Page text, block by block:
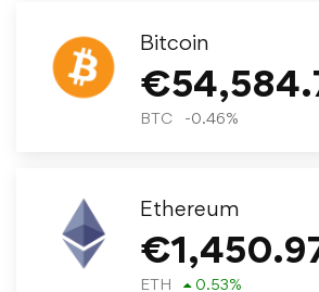
Bitcoin
€
BTC -0.46%
Ethereum
€
ETH 0.53%